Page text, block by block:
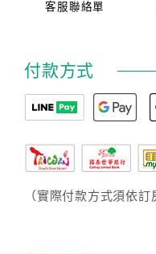
客服聯絡單
付款方式
（實際付款方式須依